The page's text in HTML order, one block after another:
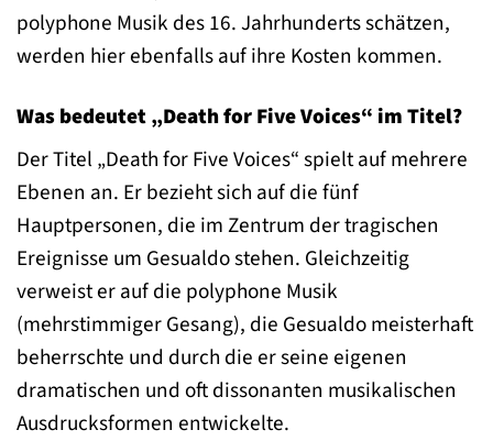
polyphone Musik des 16. Jahrhunderts schätzen,
werden hier ebenfalls auf ihre Kosten kommen.
Was bedeutet „Death for Five Voices“ im Titel?
Der Titel „Death for Five Voices“ spielt auf mehrere
Ebenen an. Er bezieht sich auf die fünf
Hauptpersonen, die im Zentrum der tragischen
Ereignisse um Gesualdo stehen. Gleichzeitig
verweist er auf die polyphone Musik
(mehrstimmiger Gesang), die Gesualdo meisterhaft
beherrschte und durch die er seine eigenen
dramatischen und oft dissonanten musikalischen
Ausdrucksformen entwickelte.